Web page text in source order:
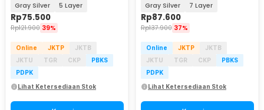
Gray Silver 5 Layer
Rp75.500
Rp121.900 39%
Online JKTP
JKTB
JKTU
TGR CKP
PBKS
PDPK
Lihat Ketersediaan Stok
Gray Silver 7 Layer
Rp87.600
Rp137.900 37%
Online JKTP
JKTB
JKTU
TGR CKP
PBKS
PDPK
Lihat Ketersediaan Stok